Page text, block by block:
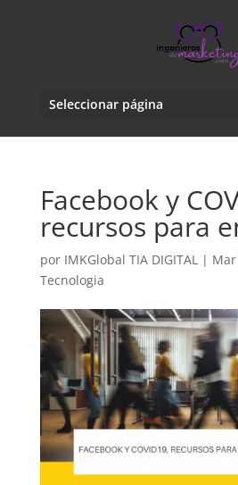
Seleccionar página
Facebook y
recursos para
por IMKGlobal TIA DIGITAL|
Tecnologia